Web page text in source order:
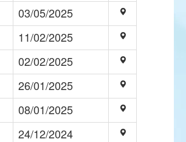
03/05/2025
11/02/2025
02/02/2025
26/01/2025
08/01/2025
24/12/2024